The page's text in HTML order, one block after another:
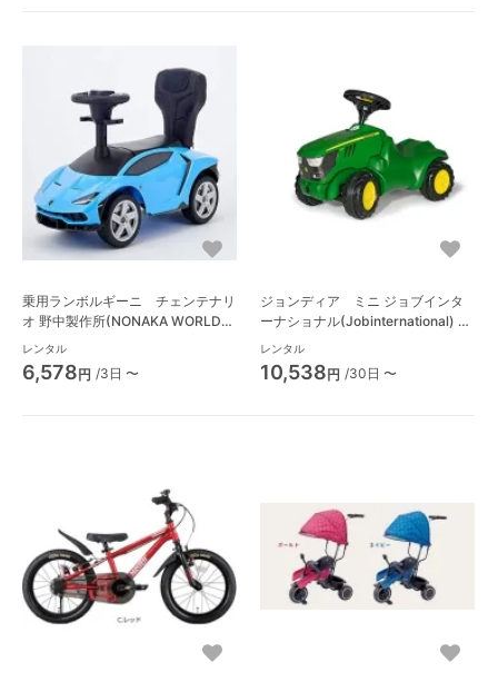
乗用ランボルギーニ チェンテナリ
オ 野中製作所(NONAKA WORLD)
乗用玩具・バルーン遊具
レンタル
6,578円 /3日 〜
ジョンディア ミニ ジョブインタ
ーナショナル(Jobinternational) 乗
用玩具・バルーン遊具
レンタル
10,538円 /30日 〜